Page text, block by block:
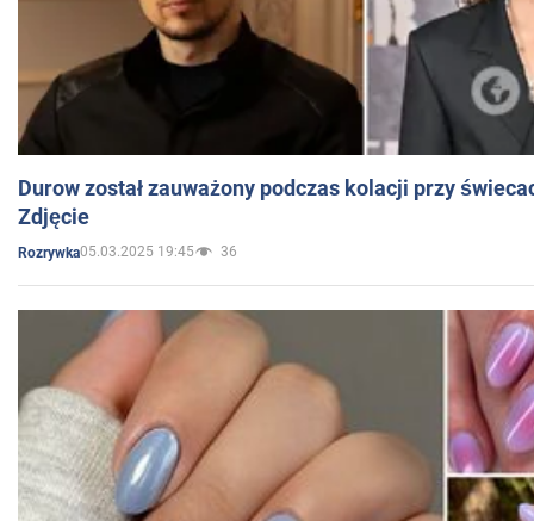
Durow został zauważony podczas kolacji przy
Zdjęcie
Rozrywka05.03.2025 19:45 36